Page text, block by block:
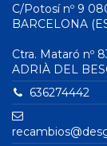
C/Potosí nº 9
BARCELONA
Ctra. Mataró nº
ADRIÀ DEL
636274442